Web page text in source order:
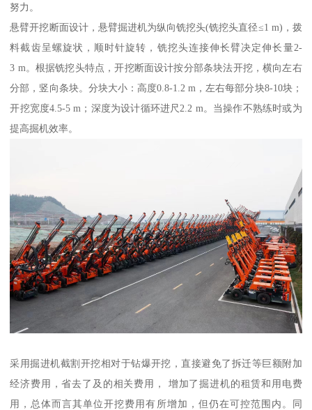
努力。
悬臂开挖断面设计，悬臂掘进机为纵向铣挖头(铣挖头直径≤1 m)，拨
料截齿呈螺旋状，顺时针旋转，铣挖头连接伸长臂决定伸长量2-
3 m。根据铣挖头特点，开挖断面设计按分部条块法开挖，横向左右
分部，竖向条块。分块大小：高度0.8-1.2 m，左右每部分块8-10块；
开挖宽度4.5-5 m；深度为设计循环进尺2.2 m。当操作不熟练时或为
提高掘机效率。
采用掘进机截割开挖相对于钻爆开挖，直接避免了拆迁等巨额附加
经济费用，省去了及的相关费用， 增加了掘进机的租赁和用电费
用，总体而言其单位开挖费用有所增加，但仍在可控范围内。同